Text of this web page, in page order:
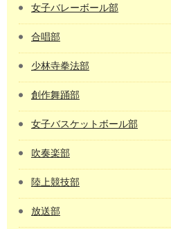
女子バレーボール部
合唱部
少林寺拳法部
創作舞踊部
女子バスケットボール部
吹奏楽部
陸上競技部
放送部